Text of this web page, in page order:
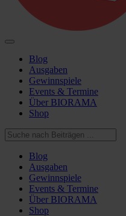
Blog
Ausgaben
Gewinnspiele
Events & Termine
Über BIORAMA
Shop
Blog
Ausgaben
Gewinnspiele
Events & Termine
Über BIORAMA
Shop